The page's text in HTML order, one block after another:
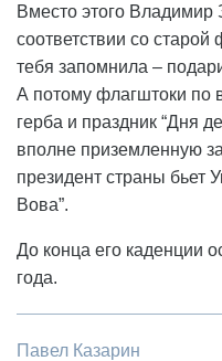
Вместо этого Владимир
соответствии со
тебя запомнила –
А потому флагштоки по
герба и праздник “Дня
вполне приземленную
президент страны бьет
Вова”.
До конца его каденции
года.
Павел Казарин